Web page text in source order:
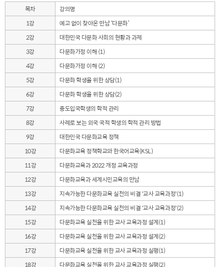
목차
강의명
1강
예고 없이 찾아온 만남 ‘다문화’
2강
대한민국 다문화 사회의 현황과 과제
3강
다문화가정 이해 (1)
4강
다문화가정 이해 (2)
5강
다문화 학생을 위한 상담(1)
6강
다문화 학생을 위한 상담(2)
7강
중도입국학생의 학적 관리
8강
사례로 보는 외국 국적 학생의 학적 관리 방법
9강
대한민국 다문화교육 정책
10강
다문화교육 정책학교와 한국어교육(KSL)
11강
다문화교육과 2022 개정 교육과정
12강
다문화교육과 세계시민교육의 만남
13강
지속가능한 다문화교육 실천의 비결 '교사 교육과정'(1)
14강
지속가능한 다문화교육 실천의 비결 '교사 교육과정'(2)
15강
다문화교육 실천을 위한 교사 교육과정 설계(1)
16강
다문화교육 실천을 위한 교사 교육과정 설계(2)
17강
다문화교육 실천을 위한 교사 교육과정 실행(1)
18강
다문화교육 실천을 위한 교사 교육과정 실행(2)